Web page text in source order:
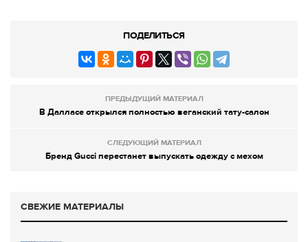
ПОДЕЛИТЬСЯ
ПРЕДЫДУЩИЙ МАТЕРИАЛ
В Далласе открылся полностью веганский тату-салон
СЛЕДУЮЩИЙ МАТЕРИАЛ
Бренд Gucci перестанет выпускать одежду с мехом
СВЕЖИЕ МАТЕРИАЛЫ